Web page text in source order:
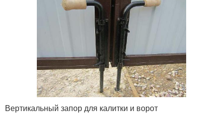
Вертикальный запор для калитки и ворот